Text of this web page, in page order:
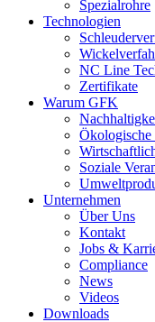
Spezialrohre
Technologien
NC Line
Zertifikate
Warum GFK
Soziale
Unternehmen
Über Uns
Kontakt
Jobs &
Compliance
News
Videos
Downloads